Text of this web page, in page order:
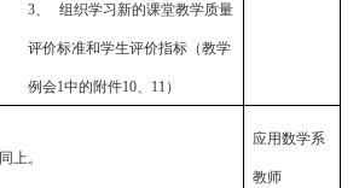
3、 组织学习新的课堂教学质量
评价标准和学生评价指标（教学
例会1中的附件10、 11 ）
同上。
应用数学系
教师